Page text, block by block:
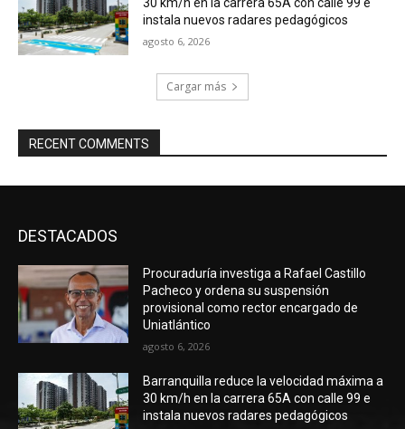
30 km/h en la carrera 65A con calle 99 e
instala nuevos radares pedagógicos
agosto 6, 2026
Cargar más
RECENT COMMENTS
DESTACADOS
Procuraduría investiga a Rafael Castillo
Pacheco y ordena su suspensión
provisional como rector encargado de
Uniatlántico
agosto 6, 2026
Barranquilla reduce la velocidad máxima a
30 km/h en la carrera 65A con calle 99 e
instala nuevos radares pedagógicos